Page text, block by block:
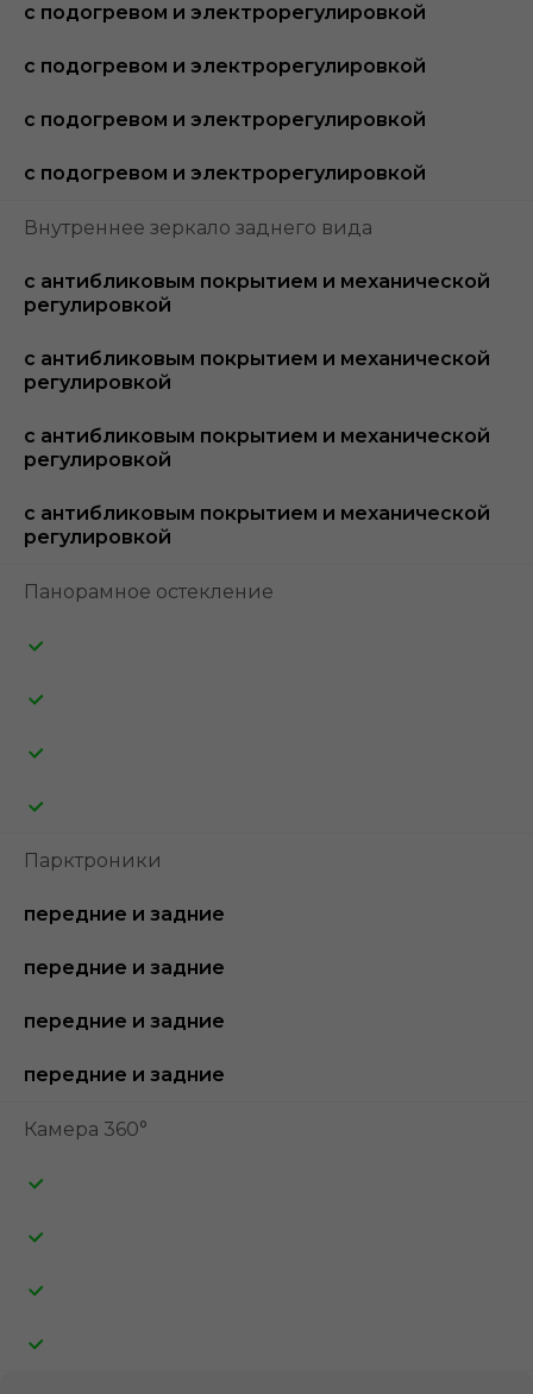
с подогревом и электрорегулировкой
с подогревом и электрорегулировкой
с подогревом и электрорегулировкой
с подогревом и электрорегулировкой
Внутреннее зеркало заднего вида
с антибликовым покрытием и механической
регулировкой
с антибликовым покрытием и механической
регулировкой
с антибликовым покрытием и механической
регулировкой
с антибликовым покрытием и механической
регулировкой
Панорамное остекление
Парктроники
передние и задние
передние и задние
передние и задние
передние и задние
Камера 360°